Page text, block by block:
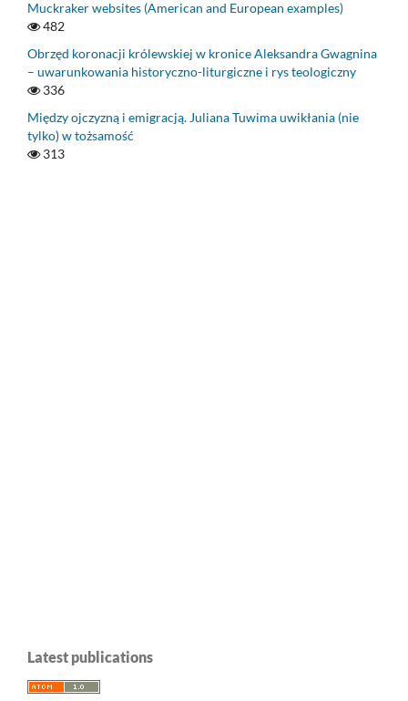
Muckraker websites (American and European examples)
482
Obrzęd koronacji królewskiej w kronice Aleksandra Gwagnina
– uwarunkowania historyczno-liturgiczne i rys teologiczny
336
Między ojczyzną i emigracją. Juliana Tuwima uwikłania (nie
tylko) w tożsamość
313
Latest publications